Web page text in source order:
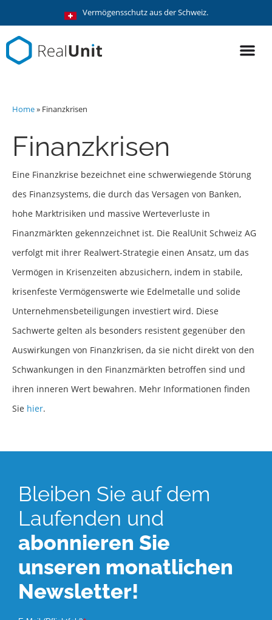
Vermögensschutz aus der Schweiz.
Home» Finanzkrisen
Finanzkrisen
Eine Finanzkrise bezeichnet eine schwerwiegende Störung
des Finanzsystems, die durch das Versagen von Banken,
hohe Marktrisiken und massive Werteverluste in
Finanzmärkten gekennzeichnet ist. Die RealUnit Schweiz AG
verfolgt mit ihrer Realwert-Strategie einen Ansatz, um das
Vermögen in Krisenzeiten abzusichern, indem in stabile,
krisenfeste Vermögenswerte wie Edelmetalle und solide
Unternehmensbeteiligungen investiert wird. Diese
Sachwerte gelten als besonders resistent gegenüber den
Auswirkungen von Finanzkrisen, da sie nicht direkt von den
Schwankungen in den Finanzmärkten betroffen sind und
ihren inneren Wert bewahren. Mehr Informationen finden
Sie hier.
Bleiben Sie auf dem
Laufenden und
abonnieren Sie
unseren monatlichen
Newsletter!